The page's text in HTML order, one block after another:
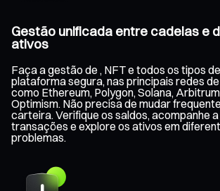
Gestão unificada entre cadeias e
ativos
Faça a gestão de , NFT e todos os tipos
plataforma segura, nas principais redes
como Ethereum, Polygon, Solana,
Optimism. Não precisa de mudar
carteira. Verifique os saldos, acompanhe
transações e explore os ativos em
problemas.